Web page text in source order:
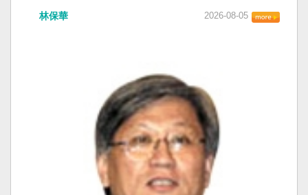
更透過跨國鎮壓手段，對世界各國人民進行政治
紅色恐怖正在世界各地蔓延，今年論壇主題聚焦
討論全球的民主韌性、灰帶侵擾的因應聯防，以
及非紅供應鏈的重塑，更加反映出台灣在國際社
會中的角色定位，以及期許台灣能承擔的國際責
任。 賴清德表示，當今台灣的民主成就受到國際
的肯定，面對中國「民促法」的威脅，台灣不會
接受統戰滲透和紅色恐怖、不會坐視中國將壓迫
黑手伸進台灣，或任何自由國家與地區。 賴清德
中全會。本來以為在七月上海的AI全球大會以
「適應不同群體消費需求擴大優質供給」。顯然
七月中國官方的經濟數字，製造業採購經理人指
數PMI，由六月的五十．三％大幅滑落至四十九．
二％，不僅低於預估的五十．一％，更一舉跌破
五十％榮枯線，加上非製造業和綜合PMI產出指數
三大核心指標同步跌穿榮枯線，習近平的梭哈
（孤注一擲）失敗，在會議文件上不得不兩處承
認「困難」。 一處是「有效應對各種外部衝擊和
林保華 2026-08-05